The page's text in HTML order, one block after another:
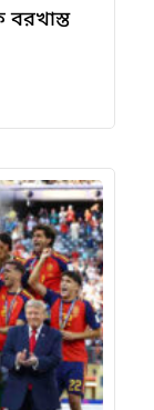
বরখাস্ত